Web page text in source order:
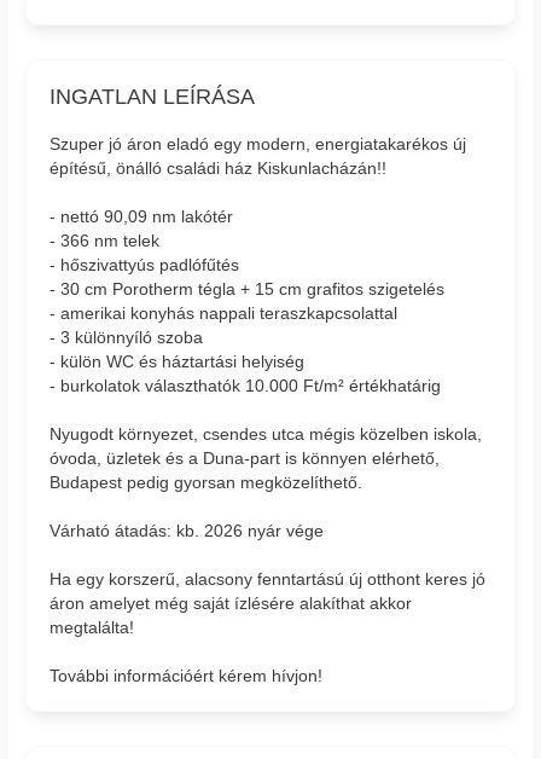
INGATLAN LEÍRÁSA
Szuper jó áron eladó egy modern, energiatakarékos új
építésű, önálló családi ház Kiskunlacházán!!
- nettó 90,09 nm lakótér
- 366 nm telek
- hőszivattyús padlófűtés
- 30 cm Porotherm tégla + 15 cm grafitos szigetelés
- amerikai konyhás nappali teraszkapcsolattal
- 3 különnyíló szoba
- külön WC és háztartási helyiség
- burkolatok választhatók 10.000 Ft/m² értékhatárig
Nyugodt környezet, csendes utca mégis közelben iskola,
óvoda, üzletek és a Duna-part is könnyen elérhető,
Budapest pedig gyorsan megközelíthető.
Várható átadás: kb. 2026 nyár vége
Ha egy korszerű, alacsony fenntartású új otthont keres jó
áron amelyet még saját ízlésére alakíthat akkor
megtalálta!
További információért kérem hívjon!